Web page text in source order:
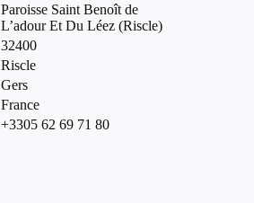
Paroisse Saint Benoît de
L’adour Et Du Léez (Riscle)
32400
Riscle
Gers
France
+3305 62 69 71 80